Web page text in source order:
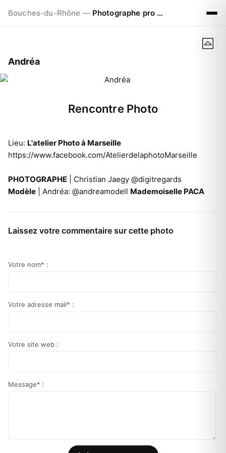
Bouches-du-Rhône — Photographe pro à Marseille - Aix - Avignon
Andréa
Rencontre Photo
Lieu: L'atelier Photo à Marseille
https://www.facebook.com/AtelierdelaphotoMarseille
PHOTOGRAPHE | Christian Jaegy @digitregards
Modèle | Andréa: @andreamodell Mademoiselle PACA
Laissez votre commentaire sur cette photo
Votre nom* :
Votre adresse mail* :
Votre site web :
Message* :